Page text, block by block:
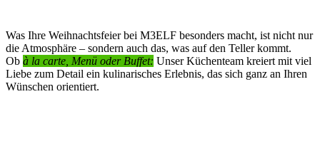
Was Ihre Weihnachtsfeier bei M3ELF besonders macht, ist nicht nur
die Atmosphäre – sondern auch das, was auf den Teller kommt.
Ob à la carte, Menü oder Buffet: Unser Küchenteam kreiert mit viel
Liebe zum Detail ein kulinarisches Erlebnis, das sich ganz an Ihren
Wünschen orientiert.